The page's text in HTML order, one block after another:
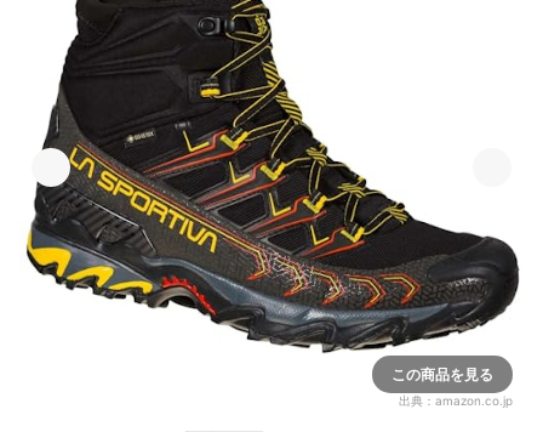
この商品を見る
出典： amazon.co.jp